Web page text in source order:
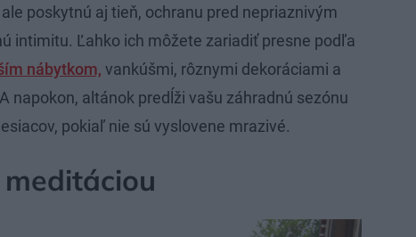
poskytnú aj tieň, ochranu pred nepriaznivým
intimitu. Ľahko ich môžete zariadiť presne podľa
nábytkom, vankúšmi, rôznymi dekoráciami a
napokon, altánok predĺži vašu záhradnú sezónu
pokiaľ nie sú vyslovene mrazivé.